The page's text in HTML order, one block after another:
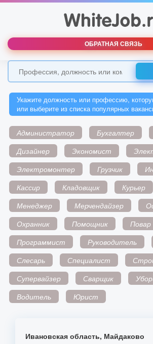
ОБРАТНАЯ СВЯЗЬ
Укажите должность или профессию,
или выберите из списка популярных
Администратор Бухгалтер
Дизайнер
Экономист
Электромонтер
Грузчик
Кассир
Кладовщик
Курьер
Менеджер
Мерчендайзер
Охранник
Помощник
Повар
Программист
Руководитель
Слесарь
Специалист
Супервайзер
Сварщик
Водитель
Юрист
Ивановская область, Майдаково